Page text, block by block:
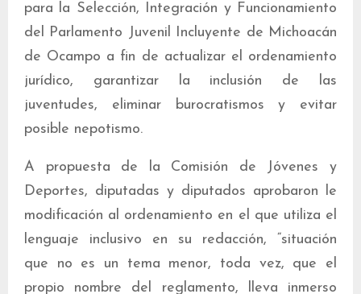
para la Selección, Integración y Funcionamiento
del Parlamento Juvenil Incluyente de Michoacán
de Ocampo a fin de actualizar el ordenamiento
jurídico, garantizar la inclusión de las
juventudes, eliminar burocratismos y evitar
posible nepotismo.
A propuesta de la Comisión de Jóvenes y
Deportes, diputadas y diputados aprobaron le
modificación al ordenamiento en el que utiliza el
lenguaje inclusivo en su redacción, “situación
que no es un tema menor, toda vez, que el
propio nombre del reglamento, lleva inmerso